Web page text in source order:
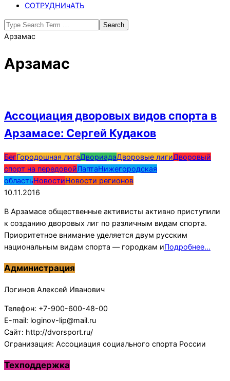
СОТРУДНИчАТЬ
Search
Арзамас
Арзамас
Ассоциация дворовых видов спорта в
Арзамасе: Сергей Кудаков
2016-
11-
10
БегГородошная лигаДвориадаДворовые лигиДворовый
спорт на передовойЛаптаНижегородская
областьНовостиНовости регионов
10.11.2016
В Арзамасе общественные активисты активно приступили
к созданию дворовых лиг по различным видам спорта.
Приоритетное внимание уделяется двум русским
национальным видам спорта — городкам иПодробнее…
Администрация
Логинов Алексей Иванович
Телефон: +7-900-600-48-00
E-mail: loginov-lip@mail.ru
Сайт: http://dvorsport.ru/
Огранизация: Ассоциация социального спорта России
Техподдержка